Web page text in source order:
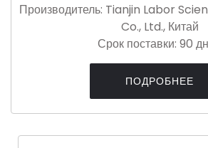
Производитель: Tianjin Labor
Co., Ltd., Китай
Срок поставки: 90
ПОДРОБНЕЕ